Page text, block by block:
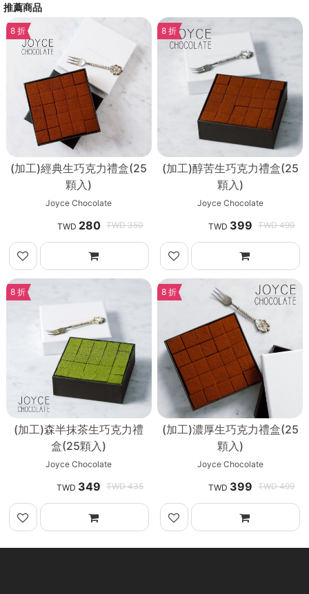
推薦商品
8 折
(加工)經典生巧克力禮盒(25
顆入)
Joyce Chocolate
350
280
8 折
(加工)醇苦生巧克力禮盒(25
顆入)
Joyce Chocolate
499
399
8 折
(加工)森半抹茶生巧克力禮
盒(25顆入)
Joyce Chocolate
435
349
8 折
(加工)濃厚生巧克力禮盒(25
顆入)
Joyce Chocolate
499
399